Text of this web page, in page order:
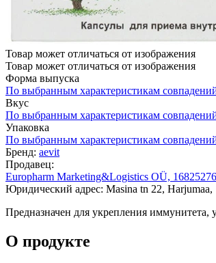
Товар может отличаться от изображения
Товар может отличаться от изображения
Форма выпуска
По выбранным характеристикам
Вкус
По выбранным характеристикам
Упаковка
По выбранным характеристикам
Бренд: aevit
Продавец:
Europharm Marketing&Logistics OÜ, 16825276
Юридический адрес: Masina tn 22, Harjumaa,
Предназначен для укрепления иммунитета,
О продукте